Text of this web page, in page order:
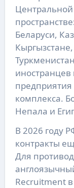
Центральной
Беларуси,
иностранцев
комплекса.
Непала и
В 2026 году
контракты
Для
Recruitment